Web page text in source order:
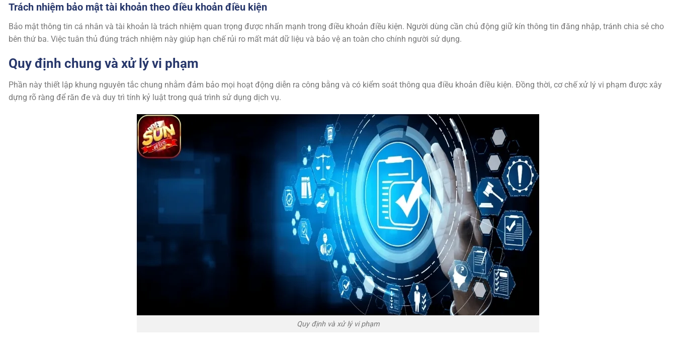
Trách nhiệm bảo mật tài khoản theo điều khoản điều kiện
Bảo mật thông tin cá nhân và tài khoản là trách nhiệm quan trọng được nhấn mạnh trong điều khoản điều kiện. Người dùng cần chủ động giữ kín thông tin đăng nhập, tránh chia sẻ cho
bên thứ ba. Việc tuân thủ đúng trách nhiệm này giúp hạn chế rủi ro mất mát dữ liệu và bảo vệ an toàn cho chính người sử dụng.
Quy định chung và xử lý vi phạm
Phần này thiết lập khung nguyên tắc chung nhằm đảm bảo mọi hoạt động diễn ra công bằng và có kiểm soát thông qua điều khoản điều kiện. Đồng thời, cơ chế xử lý vi phạm được xây
dựng rõ ràng để răn đe và duy trì tính kỷ luật trong quá trình sử dụng dịch vụ.
Quy định và xử lý vi phạm